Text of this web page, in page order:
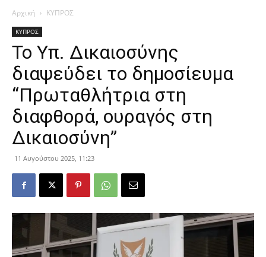
Αρχική ΚΥΠΡΟΣ
ΚΥΠΡΟΣ
Το Υπ. Δικαιοσύνης
διαψεύδει το δημοσίευμα
“Πρωταθλήτρια στη
διαφθορά, ουραγός στη
Δικαιοσύνη”
11 Αυγούστου 2025, 11:23